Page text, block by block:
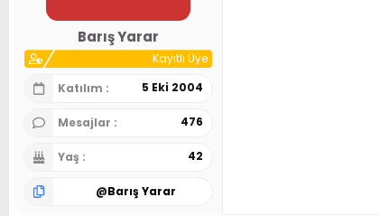
Barış Yarar
Kayıtlı Üye
Katılım
5 Eki 2004
Mesajlar 476
Yaş 42
@Barış Yarar